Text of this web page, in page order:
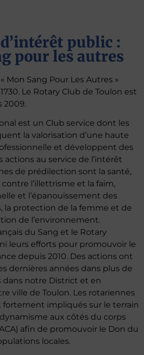
public :
pour les autres
Mon Sang Pour Les Autres »
Le Rotary Club de Toulon est
2009.
est un Club service dont les
la valorisation d’une haute
et développent des
actions au service de l’intérêt
de prédilection sont la santé,
contre l’illettrisme et la faim,
et l’épanouissement des
la protection de la femme et de
de l’environnement.
du Sang et le Rotary
leurs efforts pour promouvoir le
depuis 2010. Des actions ont
dernières années dans plus de
dans notre District et en
ville de Toulon. Les rotariennes
fortement impliqués sur le terrain
aux côtés du corps
afin de promouvoir le Don du
locales.